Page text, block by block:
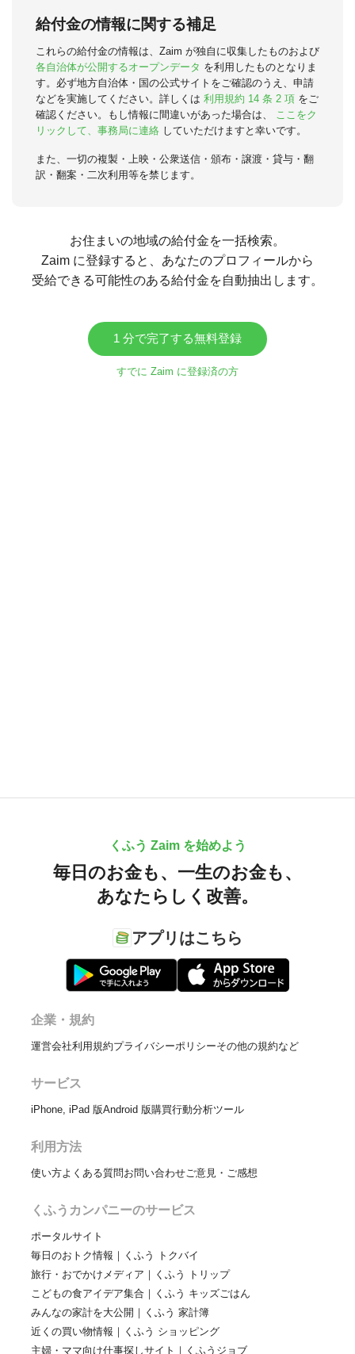
給付金の情報に関する補足
これらの給付金の情報は、Zaim が独自に収集したものおよび
各自治体が公開するオープンデータ を利用したものとなりま
す。必ず地方自治体・国の公式サイトをご確認のうえ、申請
などを実施してください。詳しくは 利用規約 14 条 2 項 をご
確認ください。もし情報に間違いがあった場合は、
ここをク
リックして、事務局に連絡 していただけますと幸いです。
また、一切の複製・上映・公衆送信・頒布・譲渡・貸与・翻
訳・翻案・二次利用等を禁じます。
お住まいの地域の給付金を一括検索。
Zaim に登録すると、あなたのプロフィールから
受給できる可能性のある給付金を自動抽出します。
1 分で完了する無料登録
すでに Zaim に登録済の方
くふう Zaim を始めよう
毎日のお金も、 一生のお金も、
あなたらしく改善。
アプリはこちら
企業・規約
運営会社利用規約プライバシーポリシーその他の規約など
サービス
iPhone, iPad 版Android 版購買行動分析ツール
利用方法
使い方よくある質問お問い合わせ ご意見・ご感想
くふうカンパニーのサービス
ポータルサイト
毎日のおトク情報｜くふう トクバイ
旅行・おでかけメディア｜くふう トリップ
こどもの食アイデア集合｜くふう キッズごはん
みんなの家計を大公開｜くふう 家計簿
近くの買い物情報｜くふう ショッピング
主婦・ママ向け仕事探しサイト｜くふうジョブ